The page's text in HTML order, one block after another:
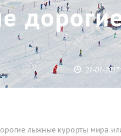
21-01-2017
лыжные курорты мира